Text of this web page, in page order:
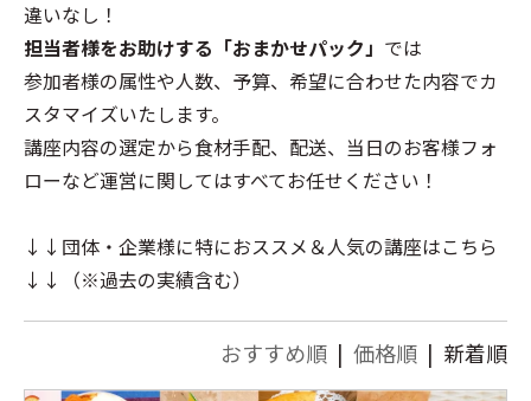
違いなし！
担当者様をお助けする「おまかせパック」 では
参加者様の属性や人数、予算、希望に合わせた内容でカ
スタマイズいたします。
講座内容の選定から食材手配、配送、当日のお客様フォ
ローなど運営に関してはすべてお任せください！
↓↓団体・企業様に特におススメ＆人気の講座はこちら
↓↓（※過去の実績含む）
おすすめ順 | 価格順 | 新着順